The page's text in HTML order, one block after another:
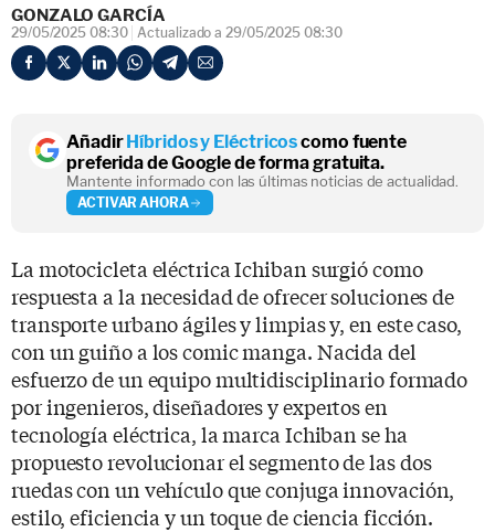
GONZALO GARCÍA
29/05/2025 08:30 Actualizado a 29/05/2025 08:30
AñadirHíbridos y Eléctricoscomo fuente
preferida de Google de forma gratuita.
Mantente informado con las últimas noticias de actualidad.
ACTIVAR AHORA
La motocicleta eléctrica Ichiban surgió como
respuesta a la necesidad de ofrecer soluciones de
transporte urbano ágiles y limpias y, en este caso,
con un guiño a los comic manga. Nacida del
esfuerzo de un equipo multidisciplinario formado
por ingenieros, diseñadores y expertos en
tecnología eléctrica, la marca Ichiban se ha
propuesto revolucionar el segmento de las dos
ruedas con un vehículo que conjuga innovación,
estilo, eficiencia y un toque de ciencia ficción.